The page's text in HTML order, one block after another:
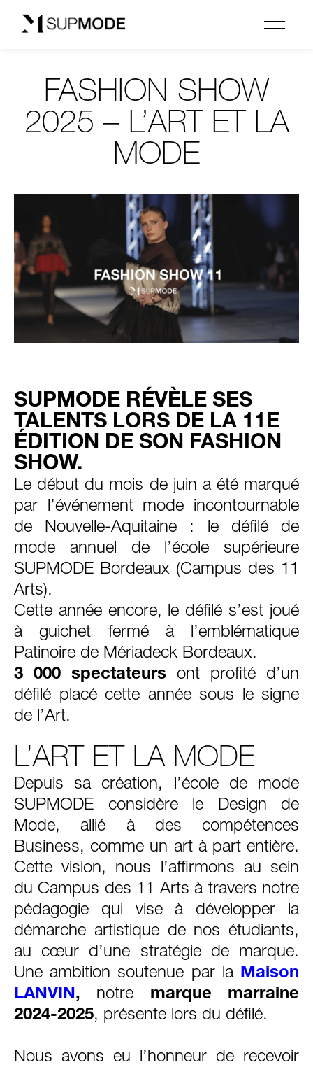
FASHION SHOW
2025 – L’ART ET LA
MODE
SUPMODE RÉVÈLE SES
TALENTS LORS DE LA 11E
ÉDITION DE SON FASHION
SHOW.
Le début du mois de juin a été marqué
par l’événement mode incontournable
de Nouvelle-Aquitaine : le défilé de
mode annuel de l’école supérieure
SUPMODE Bordeaux (Campus des 11
Arts).
Cette année encore, le défilé s’est joué
à guichet fermé à l’emblématique
Patinoire de Mériadeck Bordeaux.
3 000 spectateurs ont profité d’un
défilé placé cette année sous le signe
de l’Art.
L’ART ET LA MODE
Depuis sa création, l’école de mode
SUPMODE considère le Design de
Mode, allié à des compétences
Business, comme un art à part entière.
Cette vision, nous l’affirmons au sein
du Campus des 11 Arts à travers notre
pédagogie qui vise à développer la
démarche artistique de nos étudiants,
au cœur d’une stratégie de marque.
Une ambition soutenue par laMaison
LANVIN, notre marque marraine
2024-2025, présente lors du défilé.
Nous avons eu l’honneur de recevoir